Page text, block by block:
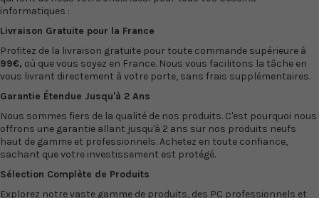
informatiques :
Livraison Gratuite pour la France
Profitez de la livraison gratuite pour toute commande supérieure à
99€, où que vous soyez en France. Nous vous facilitons la tâche en
vous livrant directement à votre porte, sans frais supplémentaires.
Garantie Étendue Jusqu'à 2 Ans
Nous sommes fiers de la qualité de nos produits. C'est pourquoi nous
offrons une garantie allant jusqu'à 2 ans sur nos produits neufs
haut de gamme et professionnels. Achetez en toute confiance,
sachant que votre investissement est protégé.
Sélection Complète de Produits
Explorez notre vaste gamme de produits, des PC professionnels et